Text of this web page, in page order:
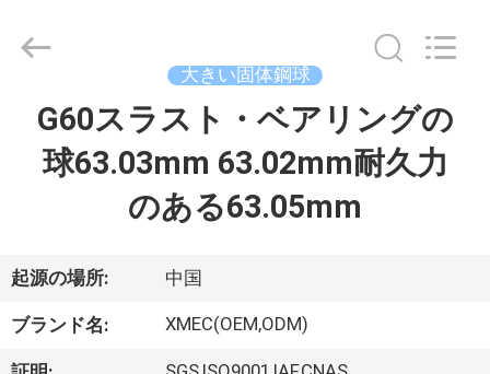
私
達
Xi'an
machinery
大きい固体鋼球
G60スラスト・ベアリングの
球63.03mm 63.02mm耐久力
のある63.05mm
起源の場所: 中国
ブランド名: XMEC(OEM,ODM)